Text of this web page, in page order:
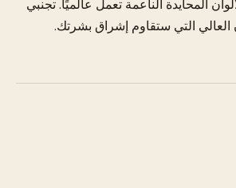
المحايدة الناعمة تعمل عالميًا. تجنبي
العالي التي ستقاوم إشراق بشرتك.